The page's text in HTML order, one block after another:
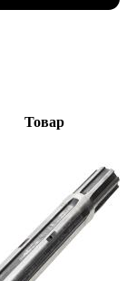
Товар